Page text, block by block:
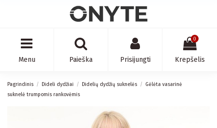
Menu Paieška Prisijungti
0
Krepšelis
Pagrindinis Dideli dydžiai Didelių dydžių suknelės
Gėlėta vasarinė
suknelė trumpomis rankovėmis